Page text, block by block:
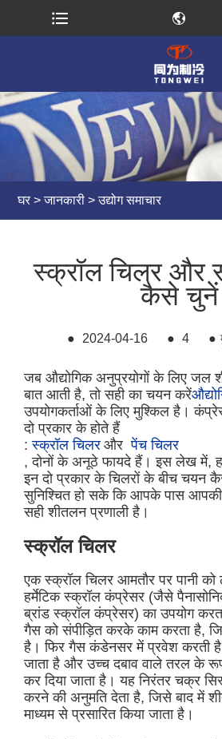
घर > जानकारी >उद्योग समाचार
स्क्रॉल चिलर और
कैसे चुनें
● 2024-04-16 ● 4 ●
जब औद्योगिक अनुप्रयोगों के लिए जल
बात आती है, तो सही का चयन करें
उपयोगकर्ताओं के लिए मुश्किल है।
दो प्रकार के होते हैं
:स्क्रॉल चिलर औरपेंच चिलर
, दोनों के अनूठे फायदे हैं। इस लेख में,
इन दो प्रकार के चिलरों के बीच चयन
सुनिश्चित हो सके कि आपके पास
सही शीतलन प्रणाली है।
स्क्रॉल चिलर
एक स्क्रॉल चिलर आमतौर पर पानी
हर्मेटिक स्क्रॉल कंप्रेसर (जैसे
ब्रांड स्क्रॉल कंप्रेसर) का उपयोग
गैस को संपीड़ित करके काम करता है,
है। फिर गैस कंडेनसर में प्रवेश करती
जाता है और उच्च दबाव वाले तरल के
कर दिया जाता है। यह निरंतर चक्र
करने की अनुमति देता है, जिसे बाद में
माध्यम से प्रसारित किया जाता है।